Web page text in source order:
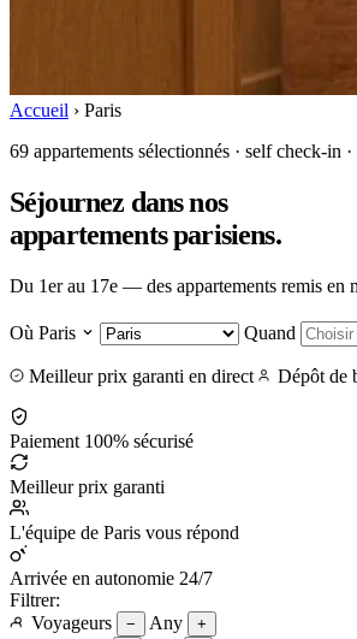
Accueil › Paris
69 appartements sélectionnés · self check-in
Séjournez dans nos
appartements parisiens.
Du 1er au 17e — des appartements remis en
Où Paris Quand
Meilleur prix garanti en direct Dépôt de
Paiement 100% sécurisé
Meilleur prix garanti
L'équipe de Paris vous répond
Arrivée en autonomie 24/7
Filtrer:
Voyageurs
− Any +